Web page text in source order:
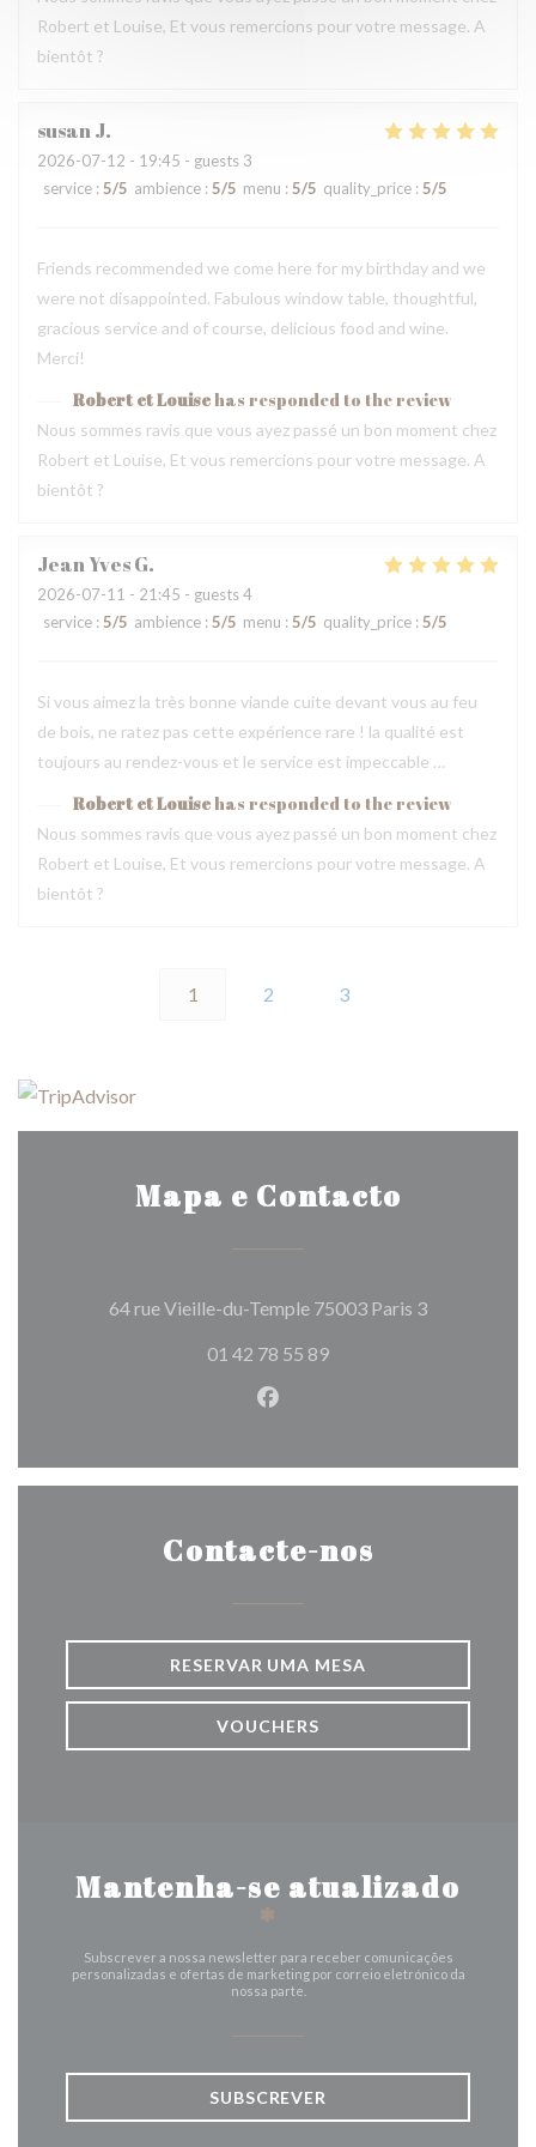
Robert et Louise, Et vous remercions pour votre message. A
bientôt ?
susanJ
2026-07-12 - 19:45 - guests 3
service : 5/5 ambience :5/5 menu :5/5 quality_price : 5/5
Friends recommended we come here for my birthday and we
were not disappointed. Fabulous window table, thoughtful,
gracious service and of course, delicious food and wine.
Merci!
Robert et Louisehas responded to the review
Nous sommes ravis que vous ayez passé un bon moment chez
Robert et Louise, Et vous remercions pour votre message. A
bientôt ?
Jean YvesG
2026-07-11 - 21:45 - guests 4
service : 5/5 ambience : 5/5 menu : 5/5 quality_price : 5/5
Si vous aimez la très bonne viande cuite devant vous au feu
de bois, ne ratez pas cette expérience rare ! la qualité est
toujours au rendez-vous et le service est impeccable …
Robert et Louisehas responded to the review
Nous sommes ravis que vous ayez passé un bon moment chez
Robert et Louise, Et vous remercions pour votre message. A
bientôt ?
1 2 3
Mapa e Contacto
64 rue Vieille-du-Temple 75003 Paris 3((abre numa
01 42 78 55 89
Facebook ((abre numa nova
Contacte-nos
RESERVAR UMA MESA
VOUCHERS
Mantenha-se atualizado
*
Subscrever a nossa newsletter para receber comunicações
personalizadas e ofertas de marketing por correio eletrónico da
nossa parte.
SUBSCREVER